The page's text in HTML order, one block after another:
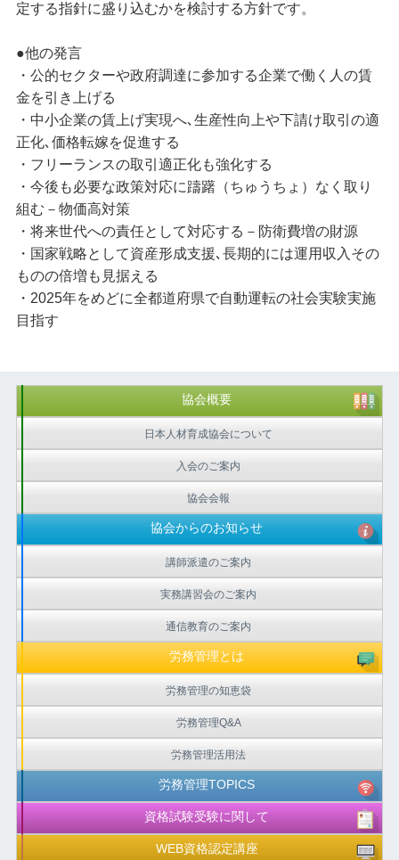
定する指針に盛り込むかを検討する方針です。
●他の発言
・公的セクターや政府調達に参加する企業で働く人の賃
金を引き上げる
・中小企業の賃上げ実現へ､生産性向上や下請け取引の適
正化､価格転嫁を促進する
・フリーランスの取引適正化も強化する
・今後も必要な政策対応に躊躇（ちゅうちょ）なく取り
組む－物価高対策
・将来世代への責任として対応する－防衛費増の財源
・国家戦略として資産形成支援､長期的には運用収入その
ものの倍増も見据える
・2025年をめどに全都道府県で自動運転の社会実験実施
目指す
協会概要
日本人材育成協会について
入会のご案内
協会会報
協会からのお知らせ
講師派遣のご案内
実務講習会のご案内
通信教育のご案内
労務管理とは
労務管理の知恵袋
労務管理Q&A
労務管理活用法
労務管理TOPICS
資格試験受験に関して
WEB資格認定講座